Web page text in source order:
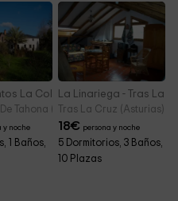
La Collada
Tahona (Asturias)
y noche
1 Baños,
La Linariega - Tras La
Tras La Cruz (Asturias)
18€ persona y noche
5 Dormitorios, 3 Baños,
10 Plazas